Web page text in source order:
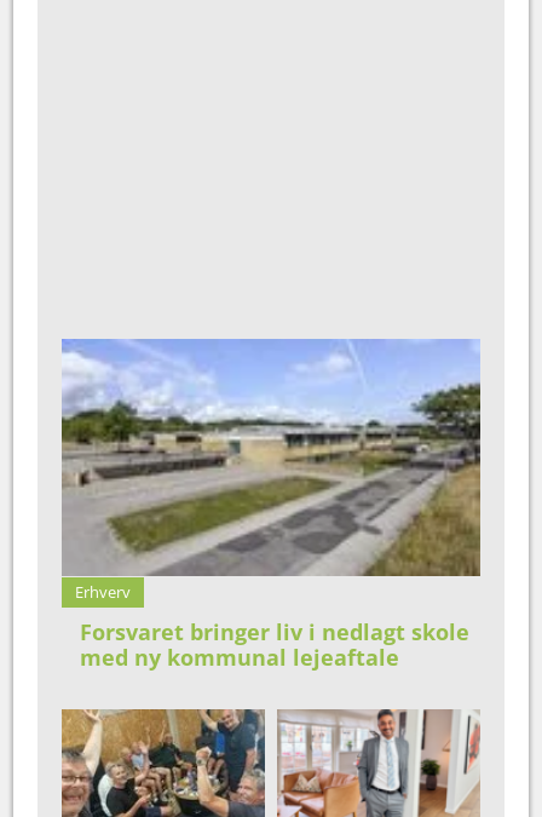
Erhverv
Forsvaret bringer liv i nedlagt skole
med ny kommunal lejeaftale